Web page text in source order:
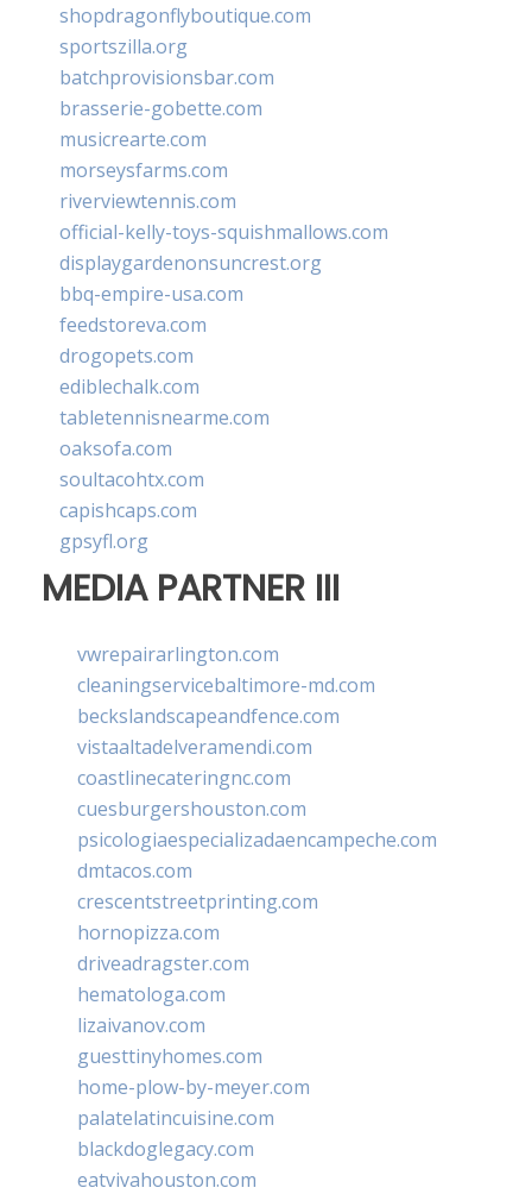
shopdragonflyboutique.com
sportszilla.org
batchprovisionsbar.com
brasserie-gobette.com
musicrearte.com
morseysfarms.com
riverviewtennis.com
official-kelly-toys-squishmallows.com
displaygardenonsuncrest.org
bbq-empire-usa.com
feedstoreva.com
drogopets.com
ediblechalk.com
tabletennisnearme.com
oaksofa.com
soultacohtx.com
capishcaps.com
gpsyfl.org
MEDIA PARTNER III
vwrepairarlington.com
cleaningservicebaltimore-md.com
beckslandscapeandfence.com
vistaaltadelveramendi.com
coastlinecateringnc.com
cuesburgershouston.com
psicologiaespecializadaencampeche.com
dmtacos.com
crescentstreetprinting.com
hornopizza.com
driveadragster.com
hematologa.com
lizaivanov.com
guesttinyhomes.com
home-plow-by-meyer.com
palatelatincuisine.com
blackdoglegacy.com
eatvivahouston.com